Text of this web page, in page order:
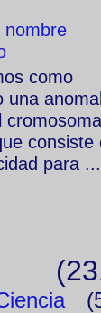
nombre
como
una
consiste
para ...